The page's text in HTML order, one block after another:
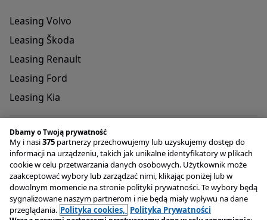
Leasing Volvo
Leasing Škoda
Leasing Renault
Leasing Ford
Leasing Kia
Adres do przyjmowania reklamacji oraz dokumentów
związanych z rejestracją pojazdów
OTOMOTO Lease Plac Konesera 9 , 03-736 Warszawa
Infolinia+48 22 221 04 00
Dbamy o Twoją prywatność
My i nasi375 partnerzy przechowujemy lub uzyskujemy dostęp do
informacji na urządzeniu, takich jak unikalne identyfikatory w plikach
cookie w celu przetwarzania danych osobowych. Użytkownik może
zaakceptować wybory lub zarządzać nimi, klikając poniżej lub w
dowolnym momencie na stronie polityki prywatności. Te wybory będą
sygnalizowane naszym partnerom i nie będą miały wpływu na dane
przeglądania. Polityka cookies, Polityka Prywatności